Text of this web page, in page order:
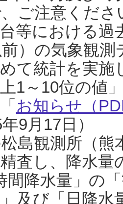
ご注意くだ
等における過
前）の気象観
て統計を実
1～10位の値
お知らせ（
9月17日）
島観測所（熊
査し、降水
間降水量」の
及び「日降